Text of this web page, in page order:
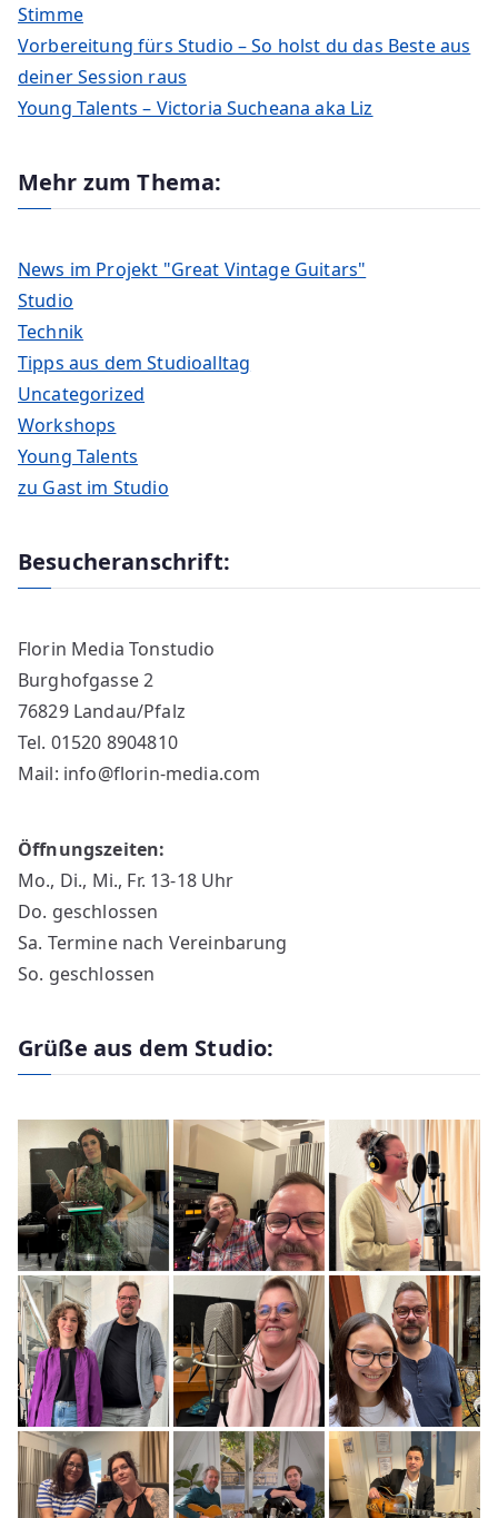
Stimme
Vorbereitung fürs Studio – So holst du das Beste aus
deiner Session raus
Young Talents – Victoria Sucheana aka Liz
Mehr zum Thema:
News im Projekt "Great Vintage Guitars"
Studio
Technik
Tipps aus dem Studioalltag
Uncategorized
Workshops
Young Talents
zu Gast im Studio
Besucheranschrift:
Florin Media Tonstudio
Burghofgasse 2
76829 Landau/Pfalz
Tel. 01520 8904810
Mail: info@florin-media.com
Öffnungszeiten:
Mo., Di., Mi., Fr. 13-18 Uhr
Do. geschlossen
Sa. Termine nach Vereinbarung
So. geschlossen
Grüße aus dem Studio: